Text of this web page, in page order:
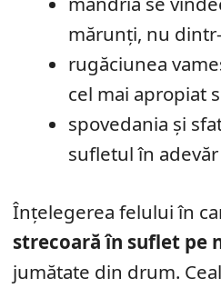
mărunți, nu
rugăciunea
cel mai apropiat
spovedania și
sufletul în adevăr
Înțelegerea felului în
strecoară în suflet pe
jumătate din drum.